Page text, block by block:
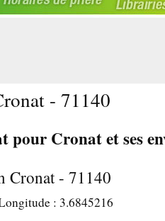
- 71140
pour Cronat et ses
Cronat - 71140
: 3.6845216